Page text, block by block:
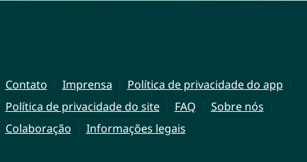
Contato Imprensa
Política de privacidade do app
Política de privacidade do site
FAQ
Sobre nós
Colaboração
Informações legais